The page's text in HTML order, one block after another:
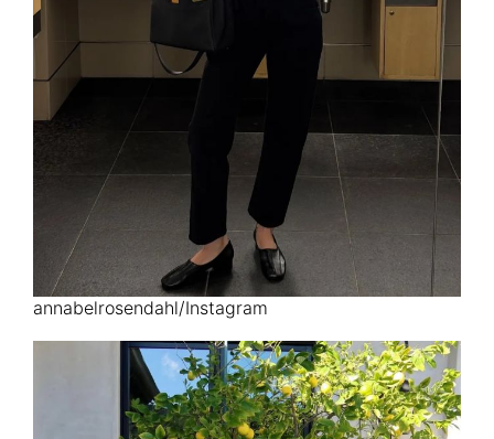
annabelrosendahl/Instagram